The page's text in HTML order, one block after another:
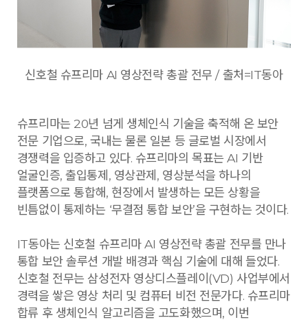
신호철 슈프리마 AI 영상전략 총괄 전무 / 출처=IT동아
슈프리마는 20년 넘게 생체인식 기술을 축적해 온 보안
전문 기업으로, 국내는 물론 일본 등 글로벌 시장에서
경쟁력을 입증하고 있다. 슈프리마의 목표는 AI 기반
얼굴인증, 출입통제, 영상관제, 영상분석을 하나의
플랫폼으로 통합해, 현장에서 발생하는 모든 상황을
빈틈없이 통제하는 ‘무결점 통합 보안’을 구현하는 것이다.
IT동아는 신호철 슈프리마 AI 영상전략 총괄 전무를 만나
통합 보안 솔루션 개발 배경과 핵심 기술에 대해 들었다.
신호철 전무는 삼성전자 영상디스플레이(VD) 사업부에서
경력을 쌓은 영상 처리 및 컴퓨터 비전 전문가다. 슈프리마
합류 후 생체인식 알고리즘을 고도화했으며, 이번